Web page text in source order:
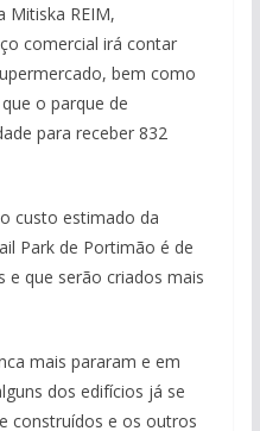
Mitiska REIM,
comercial irá contar
bem como
o parque de
para receber 832
custo estimado da
Park de Portimão é de
e que serão criados mais
mais pararam e em
dos edifícios já se
construídos e os outros